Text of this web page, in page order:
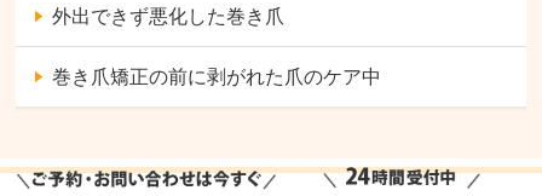
外出できず悪化した巻き爪
巻き爪矯正の前に剥がれた爪のケア中